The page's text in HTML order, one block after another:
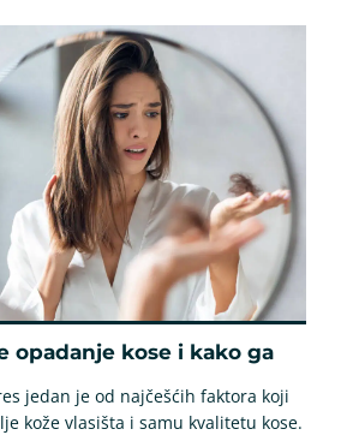
opadanje kose i kako ga
jedan je od najčešćih faktora koji
kože vlasišta i samu kvalitetu kose.